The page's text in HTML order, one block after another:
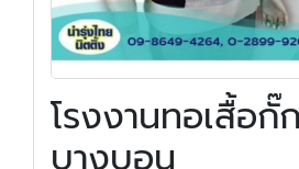
โรงงานทอเสื้อกั๊